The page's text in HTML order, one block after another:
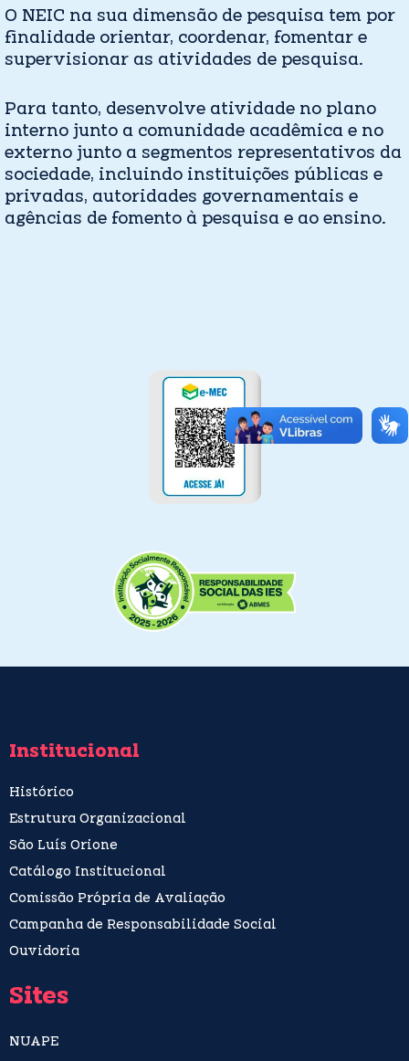
O NEIC na sua dimensão de pesquisa tem por
finalidade orientar, coordenar, fomentar e
supervisionar as atividades de pesquisa.
Para tanto, desenvolve atividade no plano
interno junto a comunidade acadêmica e no
externo junto a segmentos representativos da
sociedade, incluindo instituições públicas e
privadas, autoridades governamentais e
agências de fomento à pesquisa e ao ensino.
Institucional
Histórico
Estrutura Organizacional
São Luís Orione
Catálogo Institucional
Comissão Própria de Avaliação
Campanha de Responsabilidade Social
Ouvidoria
Sites
NUAPE